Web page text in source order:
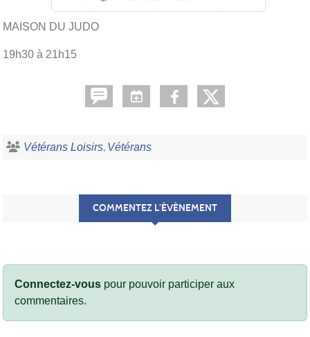
MAISON DU JUDO
19h30 à 21h15
Vétérans Loisirs Vétérans
COMMENTEZ L’ÉVÈNEMENT
Connectez-vous pour pouvoir participer aux
commentaires.